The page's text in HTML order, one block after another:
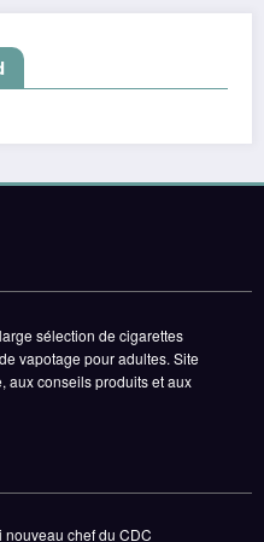
sélection de cigarettes
vapotage pour adultes. Site
aux conseils produits et aux
chef du CDC